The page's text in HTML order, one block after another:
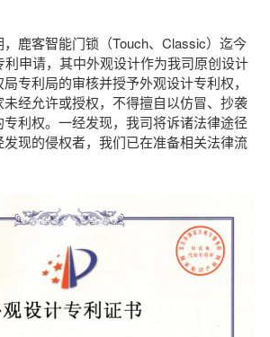
鹿客智能门锁（Touch、Classic）迄今
利申请，其中外观设计作为我司原创设计
专利局的审核并授予外观设计专利权，
经允许或授权，不得擅自以仿冒、抄袭
利权。一经发现，我司将诉诸法律途径
现的侵权者，我们已在准备相关法律流